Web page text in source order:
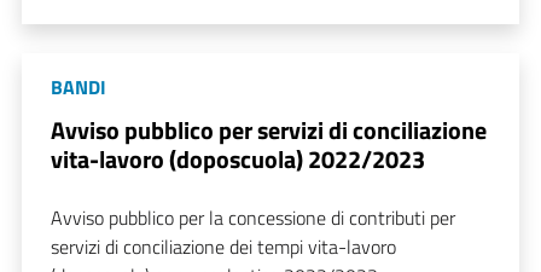
BANDI
Avviso pubblico per servizi di conciliazione
vita-lavoro (doposcuola) 2022/2023
Avviso pubblico per la concessione di contributi per
servizi di conciliazione dei tempi vita-lavoro